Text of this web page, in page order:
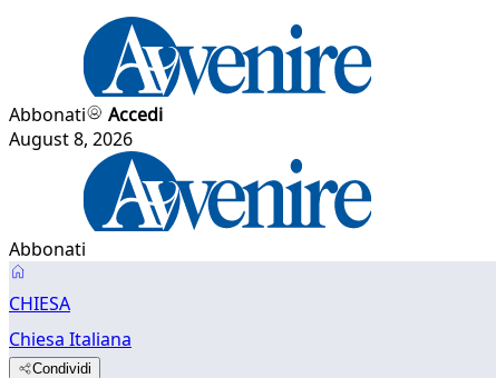
Abbonati
Accedi
August 8, 2026
Abbonati
CHIESA
Chiesa Italiana
Condividi